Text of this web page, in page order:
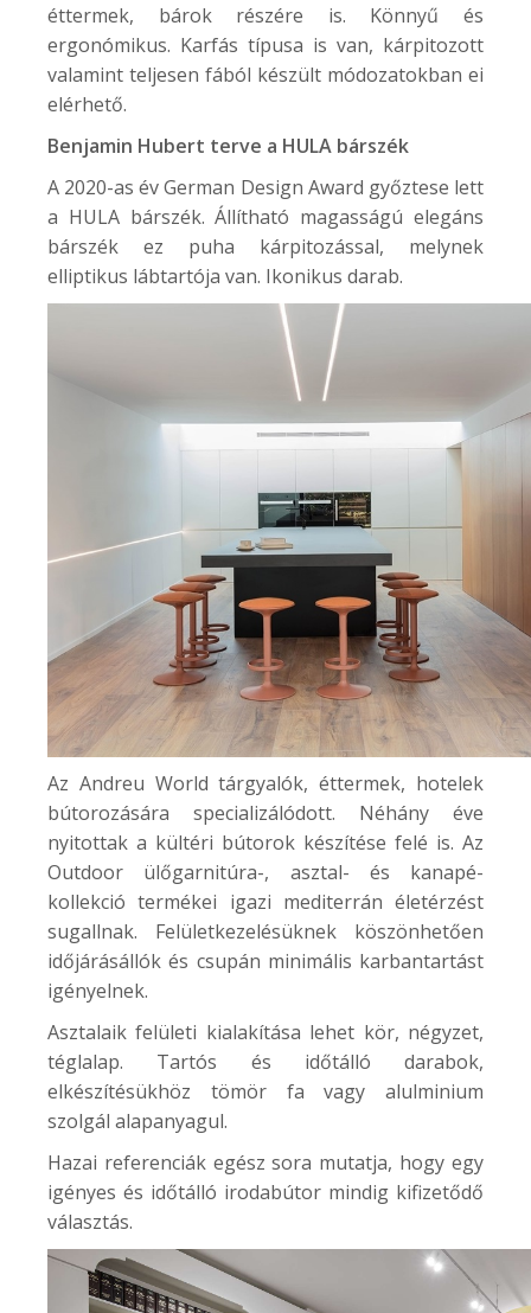
éttermek, bárok részére is. Könnyű és
ergonómikus. Karfás típusa is van, kárpitozott
valamint teljesen fából készült módozatokban ei
elérhető.
Benjamin Hubert terve a HULA bárszék
A 2020-as év German Design Award győztese lett
a HULA bárszék. Állítható magasságú elegáns
bárszék ez puha kárpitozással, melynek
elliptikus lábtartója van. Ikonikus darab.
Az Andreu World tárgyalók, éttermek, hotelek
bútorozására specializálódott. Néhány éve
nyitottak a kültéri bútorok készítése felé is. Az
Outdoor ülőgarnitúra-, asztal- és kanapé-
kollekció termékei igazi mediterrán életérzést
sugallnak. Felületkezelésüknek köszönhetően
időjárásállók és csupán minimális karbantartást
igényelnek.
Asztalaik felületi kialakítása lehet kör, négyzet,
téglalap. Tartós és időtálló darabok,
elkészítésükhöz tömör fa vagy alulminium
szolgál alapanyagul.
Hazai referenciák egész sora mutatja, hogy egy
igényes és időtálló irodabútor mindig kifizetődő
választás.